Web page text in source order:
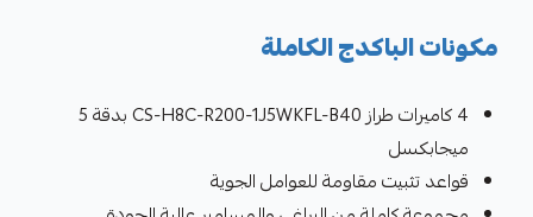
مكونات الباكدج الكاملة
4 كاميرات طراز CS-H8C-R200-1J5WKFL-B40 بدقة 5
ميجابكسل
قواعد تثبيت مقاومة للعوامل الجوية